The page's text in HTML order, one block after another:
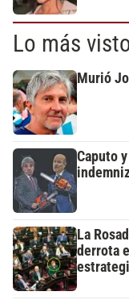
Lo más
Murió
Caputo
La
derrota